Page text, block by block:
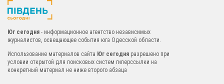
Юг сегодня - информационное агентство независимых
журналистов, освещающее события юга Одесской области.
Использование материалов сайта Юг сегодня разрешено при
условии открытой для поисковых систем гиперссылки на
конкретный материал не ниже второго абзаца